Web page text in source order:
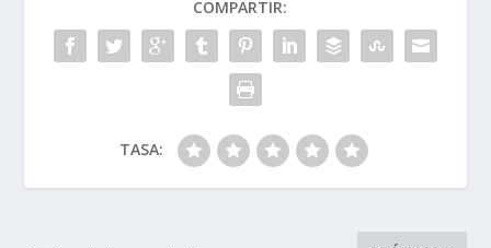
COMPARTIR:
TASA: